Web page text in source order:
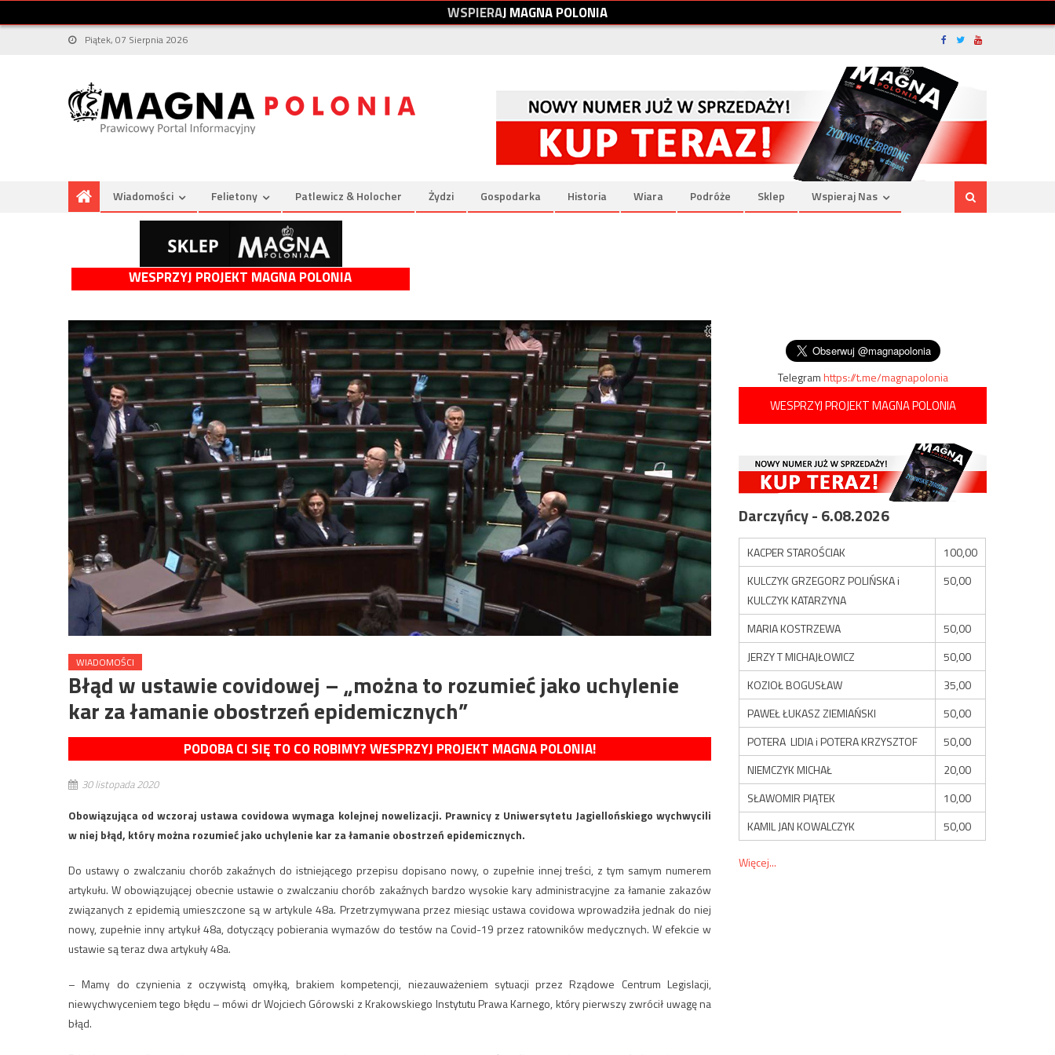
WSPIERAJMAGNAPOLONIA
Piątek, 07 Sierpnia 2026
Wiadomości Felietony Patlewicz & Holocher Żydzi Gospodarka Historia Wiara Podróże Sklep Wspieraj Nas
WESPRZYJ PROJEKT MAGNA POLONIA
WIADOMOŚCI
Błąd w ustawie covidowej – „można to rozumieć jako uchylenie
kar za łamanie obostrzeń epidemicznych”
PODOBA CI SIĘ TO CO ROBIMY? WESPRZYJ PROJEKT MAGNA POLONIA!
30 listopada 2020
Obowiązująca od wczoraj ustawa covidowa wymaga kolejnej nowelizacji. Prawnicy z Uniwersytetu Jagiellońskiego wychwycili
w niej błąd, który można rozumieć jako uchylenie kar za łamanie obostrzeń epidemicznych.
Do ustawy o zwalczaniu chorób zakaźnych do istniejącego przepisu dopisano nowy, o zupełnie innej treści, z tym samym numerem
artykułu. W obowiązującej obecnie ustawie o zwalczaniu chorób zakaźnych bardzo wysokie kary administracyjne za łamanie zakazów
związanych z epidemią umieszczone są w artykule 48a. Przetrzymywana przez miesiąc ustawa covidowa wprowadziła jednak do niej
nowy, zupełnie inny artykuł 48a, dotyczący pobierania wymazów do testów na Covid-19 przez ratowników medycznych. W efekcie w
ustawie są teraz dwa artykuły 48a.
– Mamy do czynienia z oczywistą omyłką, brakiem kompetencji, niezauważeniem sytuacji przez Rządowe Centrum Legislacji,
niewychwyceniem tego błędu – mówi dr Wojciech Górowski z Krakowskiego Instytutu Prawa Karnego, który pierwszy zwrócił uwagę na
błąd.
Telegramhttps://t.me/magnapolonia
WESPRZYJ PROJEKT MAGNA POLONIA
Darczyńcy - 6.08.2026
KACPER STAROŚCIAK
100,00
KULCZYK GRZEGORZ POLIŃSKA i
KULCZYK KATARZYNA
50,00
MARIA KOSTRZEWA
50,00
JERZY T MICHAJŁOWICZ
50,00
KOZIOŁ BOGUSŁAW
35,00
PAWEŁ ŁUKASZ ZIEMIAŃSKI
50,00
POTERA LIDIA i POTERA KRZYSZTOF
50,00
NIEMCZYK MICHAŁ
20,00
SŁAWOMIR PIĄTEK
10,00
KAMIL JAN KOWALCZYK
50,00
Więcej...